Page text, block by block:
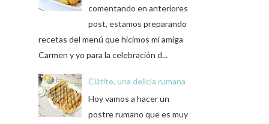
comentando en anteriores
post, estamos preparando
recetas del menú que hicimos mi amiga
Carmen y yo para la celebración d...
Clătite, una delicia rumana
Hoy vamos a hacer un
postre rumano que es muy